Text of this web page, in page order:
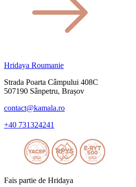
Hridaya Roumanie
Strada Poarta Câmpului 408C
507190 Sânpetru, Brașov
contact@kamala.ro
+40 731324241
Fais partie de Hridaya